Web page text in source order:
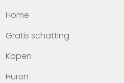
Home
Gratis schatting
Kopen
Huren